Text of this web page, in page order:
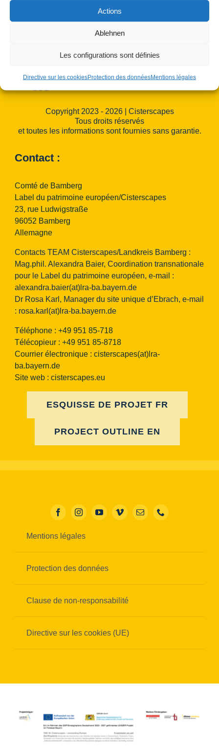
Actions
Ablehnen
Les configurations sont définies
Directive sur les cookiesProtection des donnéesMentions légales
Copyright 2023 - 2026 | Cisterscapes
Tous droits réservés
et toutes les informations sont fournies sans garantie.
Contact :
Comté de Bamberg
Label du patrimoine européen/Cisterscapes
23, rue Ludwigstraße
96052 Bamberg
Allemagne
Contacts TEAM Cisterscapes/Landkreis Bamberg :
Mag.phil. Alexandra Baier, Coordination transnationale
pour le Label du patrimoine européen, e-mail :
alexandra.baier(at)lra-ba.bayern.de
Dr Rosa Karl, Manager du site unique d’Ebrach, e-mail
: rosa.karl(at)lra-ba.bayern.de
Téléphone : +49 951 85-718
Télécopieur : +49 951 85-8718
Courrier électronique : cisterscapes(at)lra-
ba.bayern.de
Site web : cisterscapes.eu
ESQUISSE DE PROJET FR
PROJECT OUTLINE EN
Mentions légales
Protection des données
Clause de non-responsabilité
Directive sur les cookies (UE)